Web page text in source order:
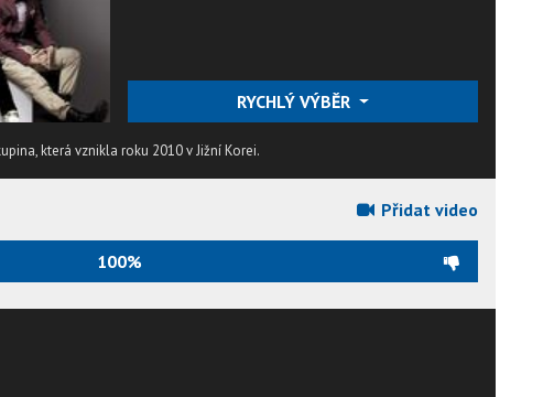
RYCHLÝ VÝBĚR
která vznikla roku 2010 v Jižní Korei.
Přidat video
100%